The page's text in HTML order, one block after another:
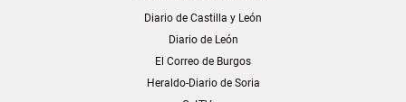
Diario de Castilla y León
Diario de León
El Correo de Burgos
Heraldo-Diario de Soria